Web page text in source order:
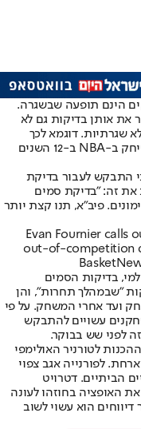
הינם תופעה שבשגרה.
את אותן בדיקות גם לא
שגרתיות. דוגמא לכך
קרתה לאוון פורנייה, שחקן נבחרת צרפת ששיחק ב-NBA ב-12 השנים
הצרפתי בן ה-31 שיתף כי התבקש לעבור בדיקת
את זה: "בדיקת סמים
פיב"א, תנו קצת יותר
Evan Fournier calls
out-of-competition
בדיקות הסמים
"שבמהלך תחרות", והן
ביום שלפני משחק ועד אחרי המשחק. על פי
עשויים להתבקש
לפני שש בבוקר.
לטורניר האולימפי
לפורנייה אגב צפוי
הביתיים. דטרויט
האופציה בחוזהו לעונה
הוא עשוי לשוב